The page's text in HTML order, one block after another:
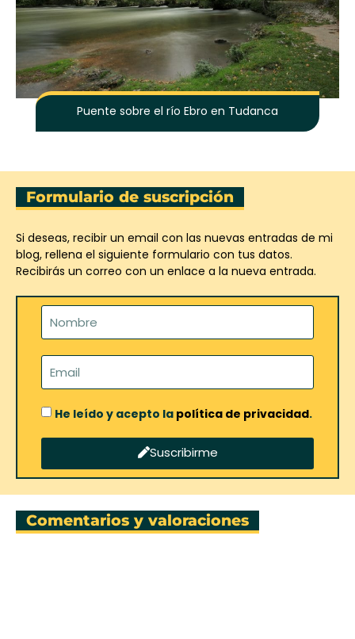
Puente sobre el río Ebro en Tudanca
Formulario de suscripción
Si deseas, recibir un email con las nuevas entradas de mi
blog, rellena el siguiente formulario con tus datos.
Recibirás un correo con un enlace a la nueva entrada.
He leído y acepto la política de privacidad.
Suscribirme
Comentarios y valoraciones